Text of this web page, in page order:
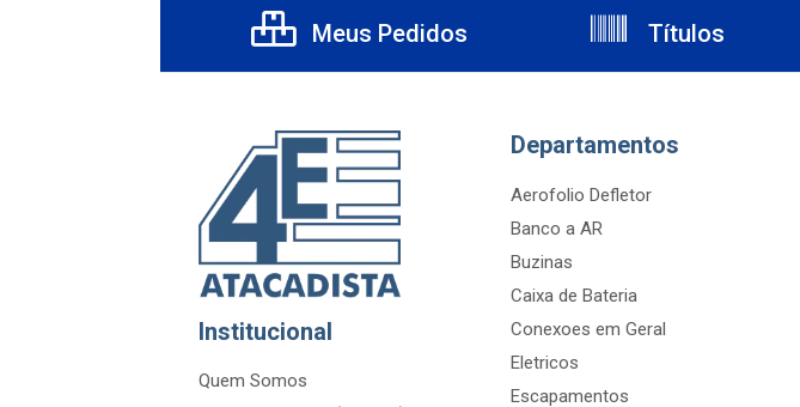
Meus Pedidos Títulos
Institucional
Quem Somos
Departamentos
Aerofolio Defletor
Banco a AR
Buzinas
Caixa de Bateria
Conexoes em Geral
Eletricos
Escapamentos